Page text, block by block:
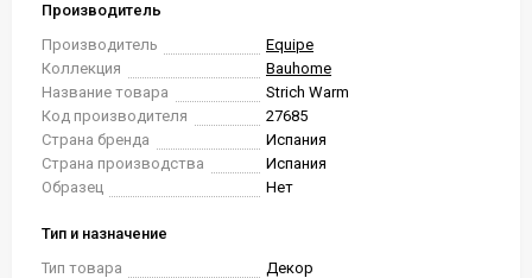
Производитель
Производитель
Equipe
Коллекция
Bauhome
Название товара
Strich Warm
Код производителя
27685
Страна бренда
Испания
Страна производства
Испания
Образец
Нет
Тип и назначение
Тип товара
Декор